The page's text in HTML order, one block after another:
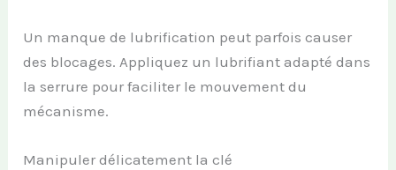
Un manque de lubrification peut parfois causer
des blocages. Appliquez un lubrifiant adapté dans
la serrure pour faciliter le mouvement du
mécanisme.
Manipuler délicatement la clé